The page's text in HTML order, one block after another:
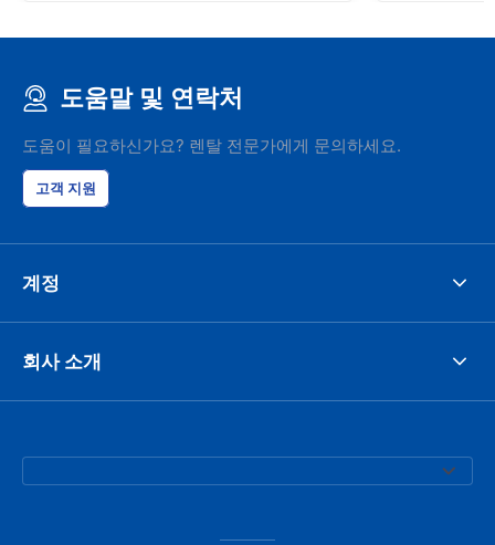
도움말 및 연락처
도움이 필요하신가요? 렌탈 전문가에게 문의하세요.
고객 지원
계정
회사 소개